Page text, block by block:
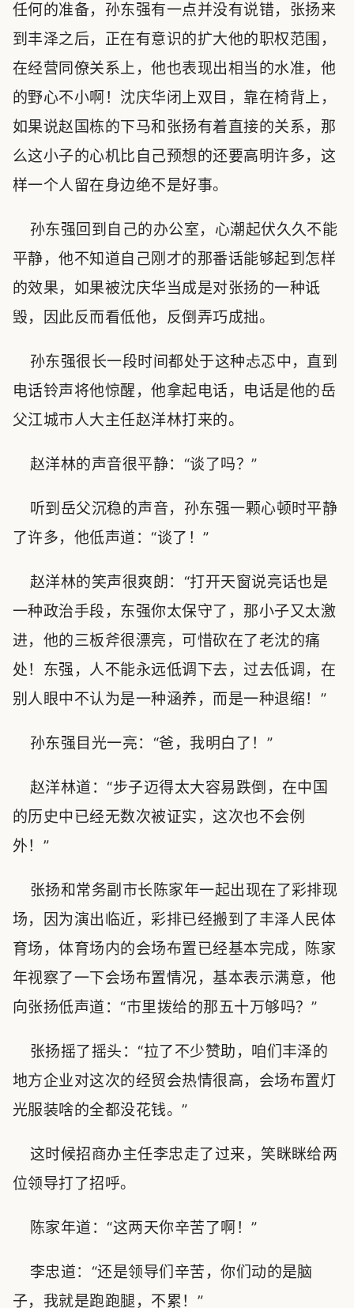
任何的准备，孙东强有一点并没有说错，张扬来
到丰泽之后，正在有意识的扩大他的职权范围，
在经营同僚关系上，他也表现出相当的水准，他
的野心不小啊！沈庆华闭上双目，靠在椅背上，
如果说赵国栋的下马和张扬有着直接的关系，那
么这小子的心机比自己预想的还要高明许多，这
样一个人留在身边绝不是好事。
孙东强回到自己的办公室，心潮起伏久久不能
平静，他不知道自己刚才的那番话能够起到怎样
的效果，如果被沈庆华当成是对张扬的一种诋
毁，因此反而看低他，反倒弄巧成拙。
孙东强很长一段时间都处于这种忐忑中，直到
电话铃声将他惊醒，他拿起电话，电话是他的岳
父江城市人大主任赵洋林打来的。
赵洋林的声音很平静：“谈了吗？”
听到岳父沉稳的声音，孙东强一颗心顿时平静
了许多，他低声道：“谈了！”
赵洋林的笑声很爽朗：“打开天窗说亮话也是
一种政治手段，东强你太保守了，那小子又太激
进，他的三板斧很漂亮，可惜砍在了老沈的痛
处！东强，人不能永远低调下去，过去低调，在
别人眼中不认为是一种涵养，而是一种退缩！”
孙东强目光一亮：“爸，我明白了！”
赵洋林道：“步子迈得太大容易跌倒，在中国
的历史中已经无数次被证实，这次也不会例
外！”
张扬和常务副市长陈家年一起出现在了彩排现
场，因为演出临近，彩排已经搬到了丰泽人民体
育场，体育场内的会场布置已经基本完成，陈家
年视察了一下会场布置情况，基本表示满意，他
向张扬低声道：“市里拨给的那五十万够吗？”
张扬摇了摇头：“拉了不少赞助，咱们丰泽的
地方企业对这次的经贸会热情很高，会场布置灯
光服装啥的全都没花钱。”
这时候招商办主任李忠走了过来，笑眯眯给两
位领导打了招呼。
陈家年道：“这两天你辛苦了啊！”
李忠道：“还是领导们辛苦，你们动的是脑
子，我就是跑跑腿，不累！”